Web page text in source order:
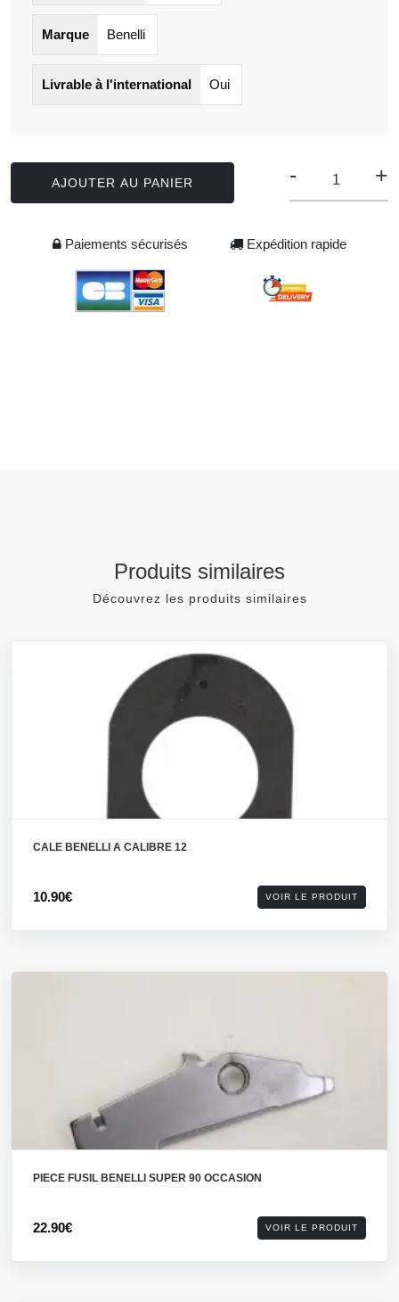
Marque Benelli
Livrable à l'international Oui
AJOUTER AU PANIER - +
Paiements sécurisés Expédition rapide
Produits similaires
Découvrez les produits similaires
CALE BENELLI A CALIBRE 12
10.90€ VOIR LE PRODUIT
PIECE FUSIL BENELLI SUPER 90 OCCASION
22.90€ VOIR LE PRODUIT